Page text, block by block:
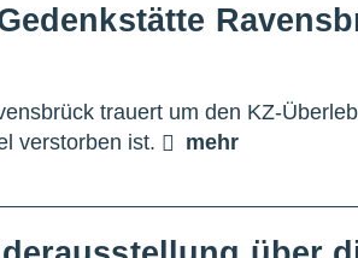
trauert um den KZ-
verstorben ist.
mehr